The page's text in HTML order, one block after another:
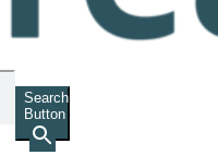
Search
Button